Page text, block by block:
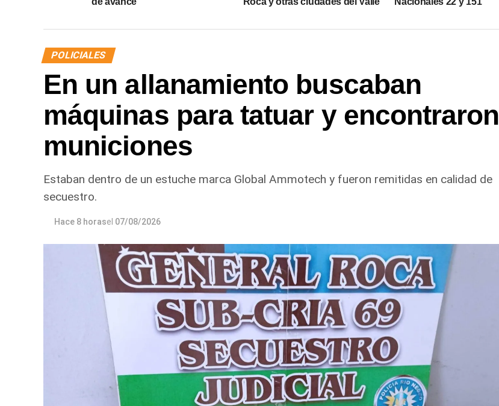
POLICIALES
En un allanamiento buscaban
máquinas para tatuar y encontraron
municiones
Estaban dentro de un estuche marca Global Ammotech y fueron remitidas en calidad de
secuestro.
Hace 8 horasel 07/08/2026